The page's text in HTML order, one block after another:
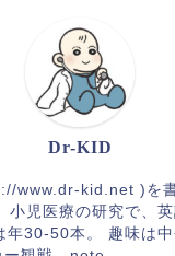
Dr-KID
www.dr-kid.net )を
小児医療の研究で、
年30-50本。 趣味は中